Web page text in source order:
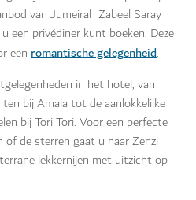
van Jumeirah Zabeel Saray
een privédiner kunt boeken. Deze
een romantische gelegenheid.
in het hotel, van
bij Amala tot de aanlokkelijke
bij Tori Tori. Voor een perfecte
de sterren gaat u naar Zenzi
lekkernijen met uitzicht op